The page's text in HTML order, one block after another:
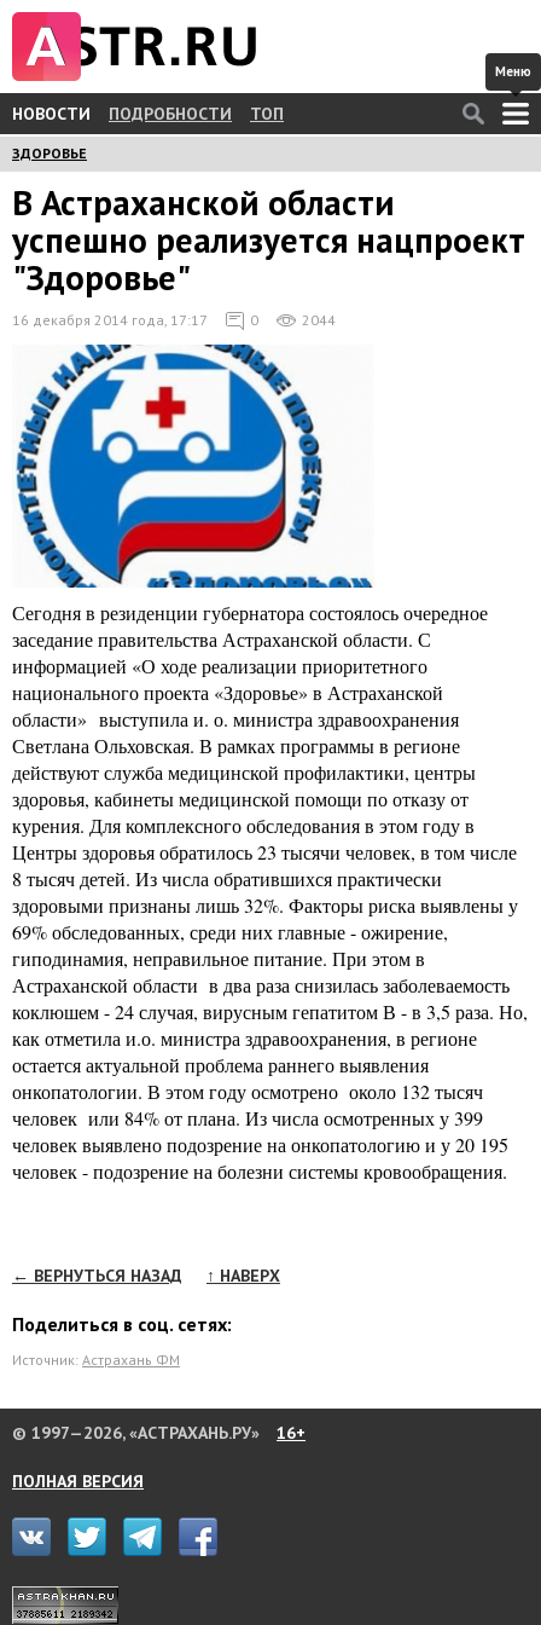
НОВОСТИ ПОДРОБНОСТИ ТОП
Меню
ЗДОРОВЬЕ
В Астраханской области
успешно реализуется нацпроект
"Здоровье"
16 декабря 2014 года, 17:17 0 2044
Сегодня в резиденции губернатора состоялось очередное
заседание правительства Астраханской области. С
информацией «О ходе реализации приоритетного
национального проекта «Здоровье» в Астраханской
области» выступила и. о. министра здравоохранения
Светлана Ольховская. В рамках программы в регионе
действуют служба медицинской профилактики, центры
здоровья, кабинеты медицинской помощи по отказу от
курения. Для комплексного обследования в этом году в
Центры здоровья обратилось 23 тысячи человек, в том числе
8 тысяч детей. Из числа обратившихся практически
здоровыми признаны лишь 32%. Факторы риска выявлены у
69% обследованных, среди них главные - ожирение,
гиподинамия, неправильное питание. При этом в
Астраханской области в два раза снизилась заболеваемость
коклюшем - 24 случая, вирусным гепатитом В - в 3,5 раза. Но,
как отметила и.о. министра здравоохранения, в регионе
остается актуальной проблема раннего выявления
онкопатологии. В этом году осмотрено около 132 тысяч
человек или 84% от плана. Из числа осмотренных у 399
человек выявлено подозрение на онкопатологию и у 20 195
человек - подозрение на болезни системы кровообращения.
← ВЕРНУТЬСЯ НАЗАД ↑ НАВЕРХ
Поделиться в соц. сетях:
Источник: Астрахань ФМ
© 1997—2026, «АСТРАХАНЬ.РУ» 16+
ПОЛНАЯ ВЕРСИЯ